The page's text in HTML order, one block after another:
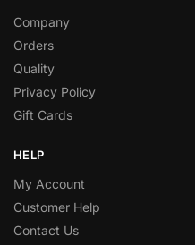
Company
Orders
Quality
Privacy Policy
Gift Cards
HELP
My Account
Customer Help
Contact Us